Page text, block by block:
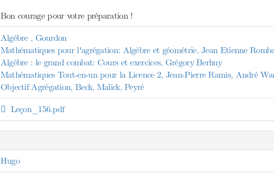
Bon courage pour votre préparation !
Algèbre , Gourdon
Mathématiques pour l'agrégation: Algèbre et géométrie, Jean Etienne
Algèbre : le grand combat: Cours et exercices, Grégory Berhuy
Mathématiques Tout-en-un pour la Licence 2, Jean-Pierre Ramis, André
Objectif Agrégation, Beck, Malick, Peyré
Leçon_156.pdf
Hugo